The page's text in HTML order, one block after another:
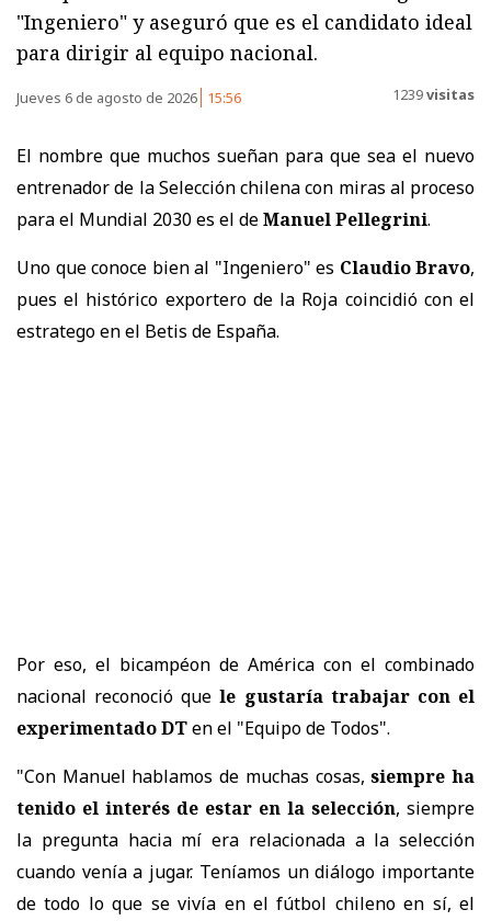
"Ingeniero" y aseguró que es el candidato ideal
para dirigir al equipo nacional.
Jueves 6 de agosto de 2026 15:56 1239visitas
El nombre que muchos sueñan para que sea el nuevo
entrenador de la Selección chilena con miras al proceso
para el Mundial 2030 es el deManuel Pellegrini.
Uno que conoce bien al "Ingeniero" es Claudio Bravo,
pues el histórico exportero de la Roja coincidió con el
estratego en el Betis de España.
Por eso, el bicampéon de América con el combinado
nacional reconoció quele gustaría trabajar con el
experimentado DTen el "Equipo de Todos".
"Con Manuel hablamos de muchas cosas,siempre ha
tenido el interés de estar en la selección, siempre
la pregunta hacia mí era relacionada a la selección
cuando venía a jugar. Teníamos un diálogo importante
de todo lo que se vivía en el fútbol chileno en sí, el